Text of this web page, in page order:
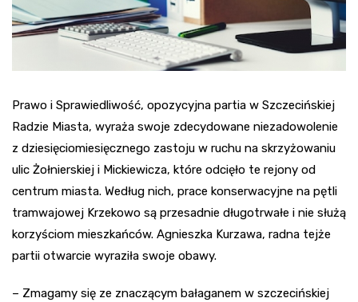
Prawo i Sprawiedliwość, opozycyjna partia w Szczecińskiej
Radzie Miasta, wyraża swoje zdecydowane niezadowolenie
z dziesięciomiesięcznego zastoju w ruchu na skrzyżowaniu
ulic Żołnierskiej i Mickiewicza, które odcięło te rejony od
centrum miasta. Według nich, prace konserwacyjne na pętli
tramwajowej Krzekowo są przesadnie długotrwałe i nie służą
korzyściom mieszkańców. Agnieszka Kurzawa, radna tejże
partii otwarcie wyraziła swoje obawy.
– Zmagamy się ze znaczącym bałaganem w szczecińskiej